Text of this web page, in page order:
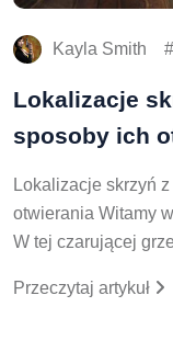
Kayla Smith
Lokalizacje
sposoby ich
Lokalizacje skrzyń
otwierania Witamy
W tej czarującej
Przeczytaj artykuł